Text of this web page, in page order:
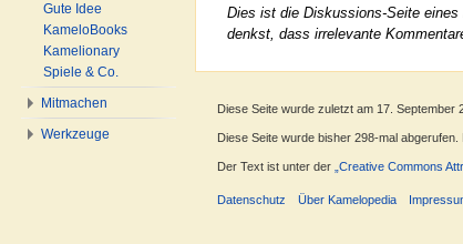
Dies ist die Diskussions-Seite eines
denkst, dass irrelevante
Gute Idee
KameloBooks
Kamelionary
Spiele & Co.
Mitmachen
Werkzeuge
Diese Seite wurde zuletzt am 17. September
Diese Seite wurde bisher 298-mal
Der Text ist unter der „Creative Commons
Datenschutz Über Kamelopedia